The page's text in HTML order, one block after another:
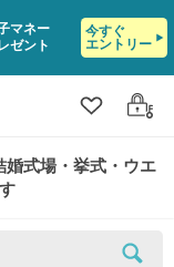
マネー
ゼント
今すぐ
エントリー
クリップ
ログ
婚式場・挙式・ウエ